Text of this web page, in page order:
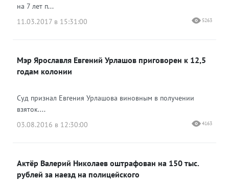
на 7 лет п...
11.03.2017 в 15:31:00
5263
Мэр Ярославля Евгений Урлашов приговорен к 12,5
годам колонии
Суд признал Евгения Урлашова виновным в получении
взяток....
03.08.2016 в 12:30:00
4163
Актёр Валерий Николаев оштрафован на 150 тыс.
рублей за наезд на полицейского